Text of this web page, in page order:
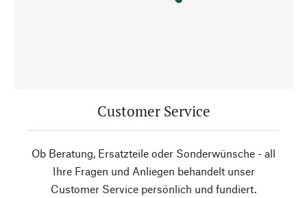
Customer Service
Ob Beratung, Ersatzteile oder Sonderwünsche - all
Ihre Fragen und Anliegen behandelt unser
Customer Service persönlich und fundiert.